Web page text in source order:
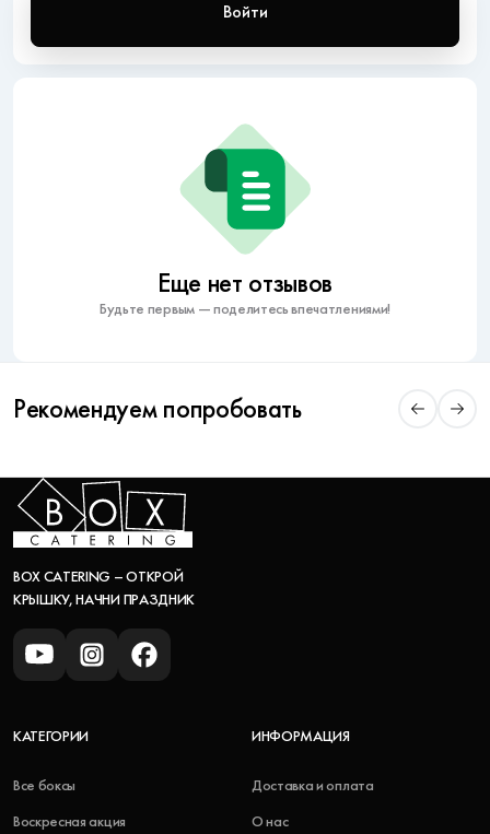
Еще нет отзывов
Будьте первым — поделитесь впечатлениями!
Войти
Рекомендуем попробовать
BOX CATERING – ОТКРОЙ
КРЫШКУ, НАЧНИ ПРАЗДНИК
КАТЕГОРИИ
Все боксы
Воскресная акция
ИНФОРМАЦИЯ
Доставка и оплата
О нас